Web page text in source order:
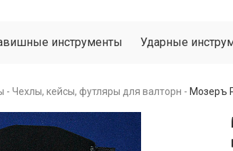
инструменты Ударные
Чехлы, кейсы, футляры для валторн Мозеръ